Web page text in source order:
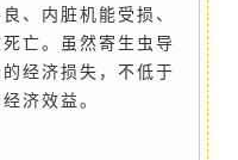
、内脏机能受损、
亡。虽然寄生虫导
经济损失，不低于
济效益。